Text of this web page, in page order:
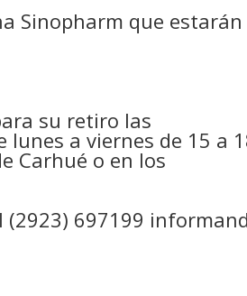
Sinopharm que estarán
su retiro las
lunes a viernes de 15 a
Carhué o en los
(2923) 697199